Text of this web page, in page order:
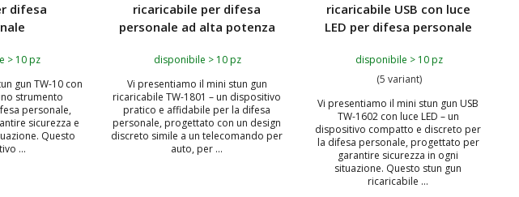
difesa
> 10 pz
gun TW-10 con
strumento
personale,
sicurezza e
Questo
...
ricaricabile per difesa
personale ad alta potenza
disponibile > 10 pz
Vi presentiamo il mini stun gun
ricaricabile TW-1801 – un dispositivo
pratico e affidabile per la difesa
personale, progettato con un design
discreto simile a un telecomando per
auto, per ...
ricaricabile USB con luce
LED per difesa personale
disponibile > 10 pz
(5 variant)
Vi presentiamo il mini stun gun USB
TW-1602 con luce LED – un
dispositivo compatto e discreto per
la difesa personale, progettato per
garantire sicurezza in ogni
situazione. Questo stun gun
ricaricabile ...